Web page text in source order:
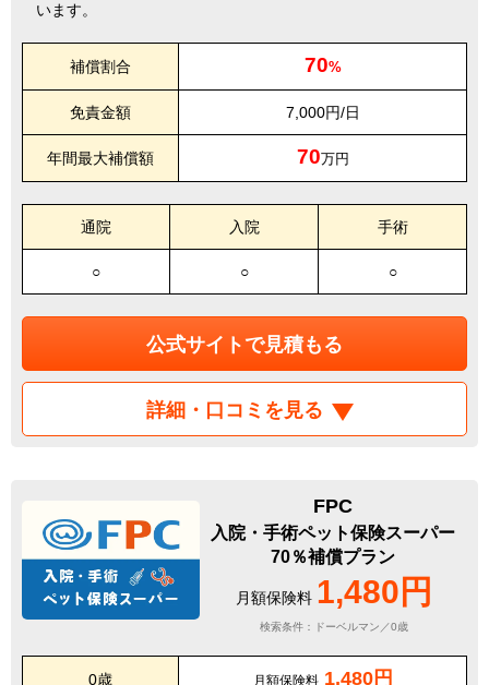
います。
補償割合 70%
免責金額 7,000円/日
年間最大補償額 70万円
通院 入院 手術
○ ○ ○
公式サイトで見積もる
詳細・口コミを見る
FPC
入院・手術ペット保険スーパー
70％補償プラン
月額保険料 1,480円
検索条件：ドーベルマン／0歳
0歳 月額保険料 1,480円